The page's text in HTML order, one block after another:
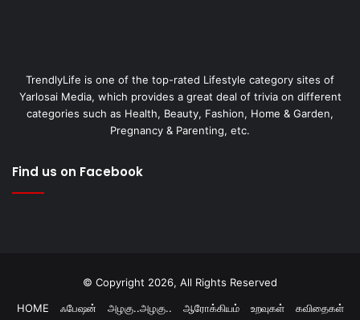
TrendlyLife is one of the top-rated Lifestyle category sites of
Yarlosai Media, which provides a great deal of trivia on different
categories such as Health, Beauty, Fashion, Home & Garden,
Pregnancy & Parenting, etc.
Find us on Facebook
© Copyright 2026, All Rights Reserved
HOME
ஃபேஷன் அழகு..அழகு.. ஆரோக்கியம் உறவுகள் கவிதைகள்